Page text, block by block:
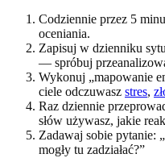
Codziennie przez 5
oceniania.
Zapisuj w dzienniku
— spróbuj
Wykonuj „mapowanie
ciele odczuwasz stres,
Raz dziennie
słów używasz, jakie
Zadawaj sobie pytanie:
mogły tu zadziałać?”